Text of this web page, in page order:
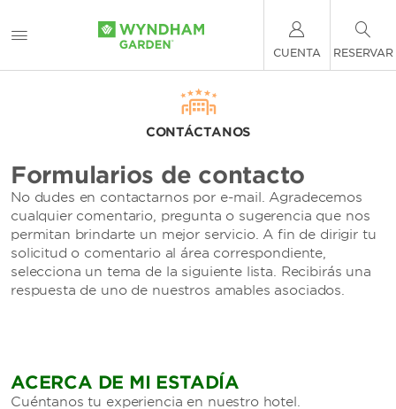
CUENTA RESERVAR
CONTÁCTANOS
Formularios de contacto
No dudes en contactarnos por e-mail. Agradecemos
cualquier comentario, pregunta o sugerencia que nos
permitan brindarte un mejor servicio. A fin de dirigir tu
solicitud o comentario al área correspondiente,
selecciona un tema de la siguiente lista. Recibirás una
respuesta de uno de nuestros amables asociados.
ACERCA DE MI ESTADÍA
Cuéntanos tu experiencia en nuestro hotel.